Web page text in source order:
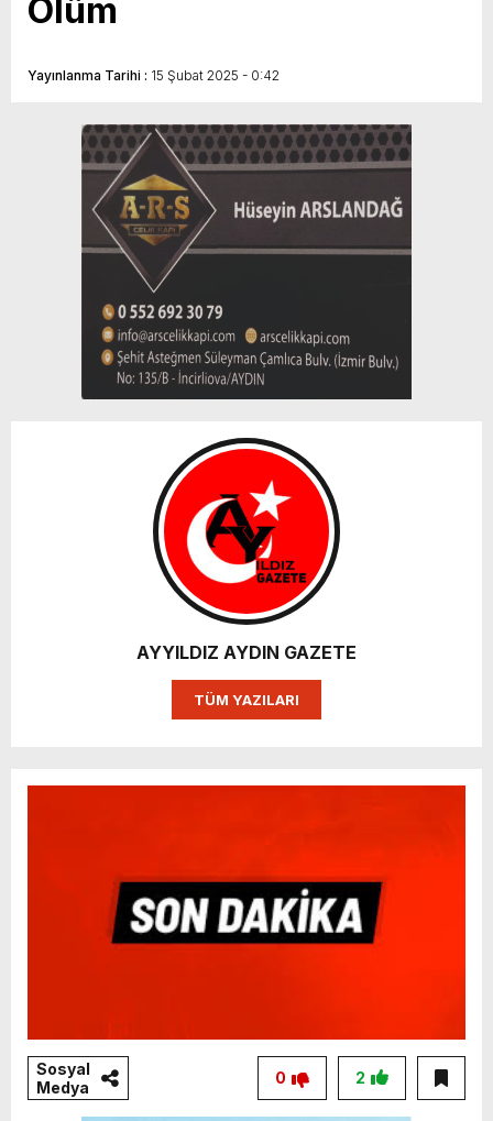
Ölüm
Yayınlanma Tarihi : 15 Şubat 2025 - 0:42
AYYILDIZ AYDIN GAZETE
TÜM YAZILARI
Sosyal
Medya
2
0